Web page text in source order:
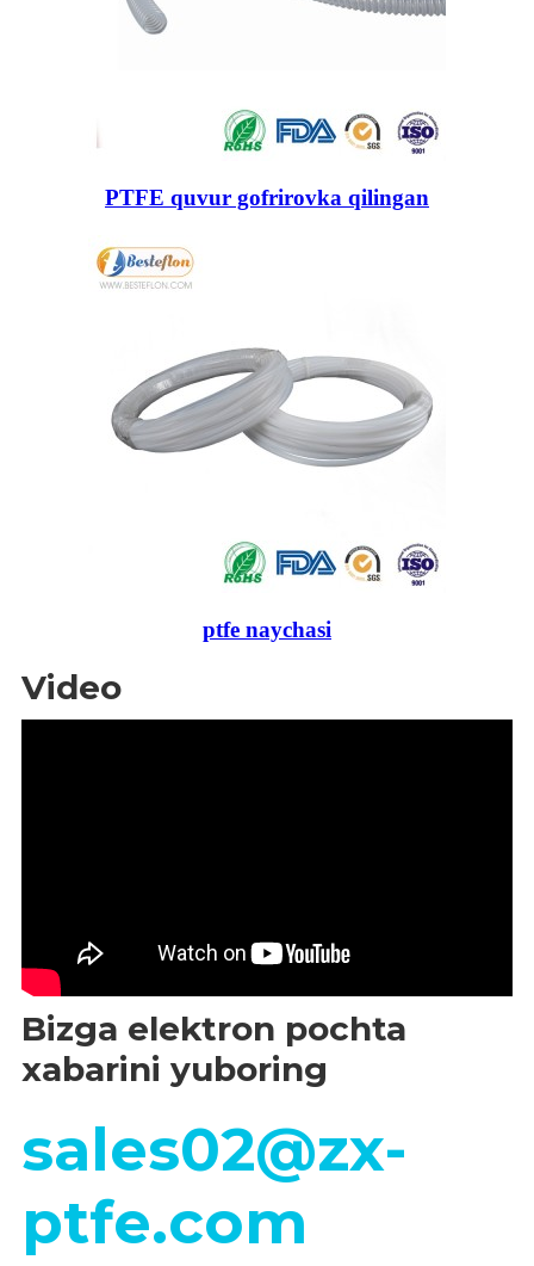
PTFE quvur gofrirovka qilingan
ptfe naychasi
Video
Bizga elektron pochta
xabarini yuboring
sales02@zx-
ptfe.com